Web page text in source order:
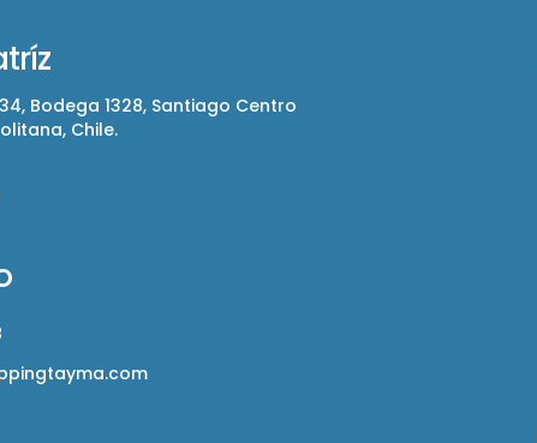
Bodega 1328, Santiago Centro
Chile.